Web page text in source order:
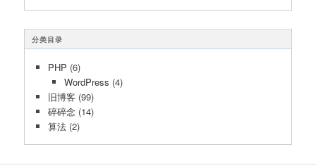
分类目录
PHP (6)
WordPress (4)
旧博客 (99)
碎碎念 (14)
算法 (2)